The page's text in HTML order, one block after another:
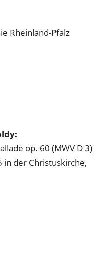
Rheinland-Pfalz
op. 60 (MWV D 3)
in der Christuskirche,